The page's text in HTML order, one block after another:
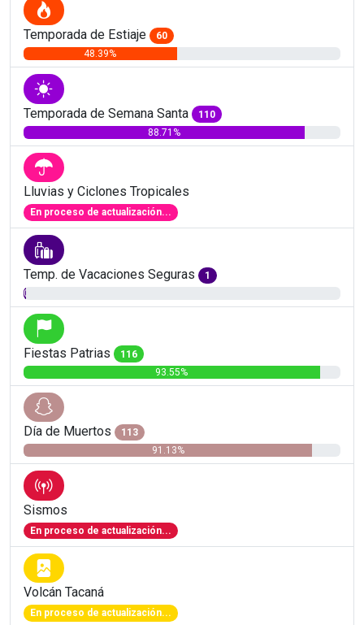
Temporada de Estiaje
60
48.39%
Temporada de Semana Santa
110
88.71%
Lluvias y Ciclones Tropicales
En proceso de actualización...
Temp. de Vacaciones Seguras
1
0.81%
Fiestas Patrias
116
93.55%
Día de Muertos
113
91.13%
Sismos
En proceso de actualización...
Volcán Tacaná
En proceso de actualización...